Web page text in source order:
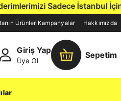
Sadece İstanbul İçine,
ÜrünleriKampanyalar Hakkımızda
Giriş Yap
Üye Ol
Sepetim